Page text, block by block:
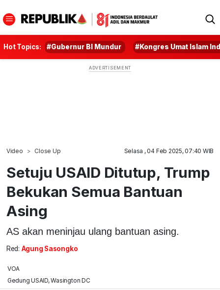
Hot Topics: #Gubernur BI Mundur #Kongres Umat Islam
Video Close Up Selasa , 04 Feb 2025, 07:40 WIB
Setuju USAID Ditutup, Trump
Bekukan Semua Bantuan
Asing
AS akan meninjau ulang bantuan asing.
Red: Agung Sasongko
VOA
Gedung USAID, Wasington DC